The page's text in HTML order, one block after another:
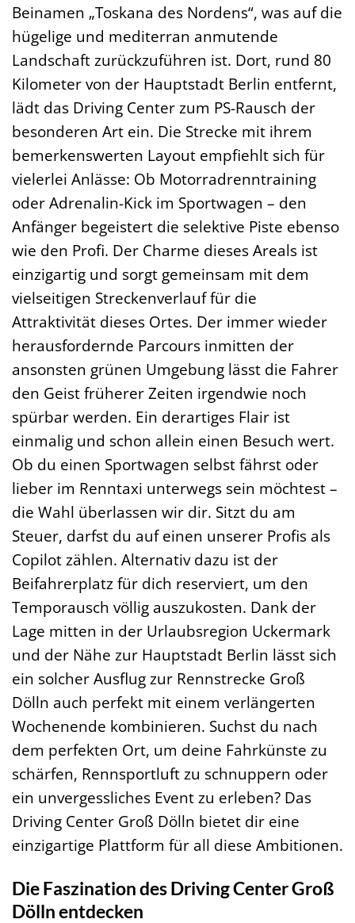
Beinamen „Toskana des Nordens“, was auf die
hügelige und mediterran anmutende
Landschaft zurückzuführen ist. Dort, rund 80
Kilometer von der Hauptstadt Berlin entfernt,
lädt das Driving Center zum PS-Rausch der
besonderen Art ein. Die Strecke mit ihrem
bemerkenswerten Layout empfiehlt sich für
vielerlei Anlässe: Ob Motorradrenntraining
oder Adrenalin-Kick im Sportwagen – den
Anfänger begeistert die selektive Piste ebenso
wie den Profi. Der Charme dieses Areals ist
einzigartig und sorgt gemeinsam mit dem
vielseitigen Streckenverlauf für die
Attraktivität dieses Ortes. Der immer wieder
herausfordernde Parcours inmitten der
ansonsten grünen Umgebung lässt die Fahrer
den Geist früherer Zeiten irgendwie noch
spürbar werden. Ein derartiges Flair ist
einmalig und schon allein einen Besuch wert.
Ob du einen Sportwagen selbst fährst oder
lieber im Renntaxi unterwegs sein möchtest –
die Wahl überlassen wir dir. Sitzt du am
Steuer, darfst du auf einen unserer Profis als
Copilot zählen. Alternativ dazu ist der
Beifahrerplatz für dich reserviert, um den
Temporausch völlig auszukosten. Dank der
Lage mitten in der Urlaubsregion Uckermark
und der Nähe zur Hauptstadt Berlin lässt sich
ein solcher Ausflug zur Rennstrecke Groß
Dölln auch perfekt mit einem verlängerten
Wochenende kombinieren. Suchst du nach
dem perfekten Ort, um deine Fahrkünste zu
schärfen, Rennsportluft zu schnuppern oder
ein unvergessliches Event zu erleben? Das
Driving Center Groß Dölln bietet dir eine
einzigartige Plattform für all diese Ambitionen.
Die Faszination des Driving Center Groß
Dölln entdecken